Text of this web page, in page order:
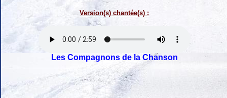
Version(s) chantée(s) :
Les Compagnons de la Chanson